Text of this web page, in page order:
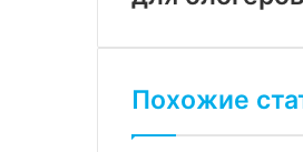
Похожие